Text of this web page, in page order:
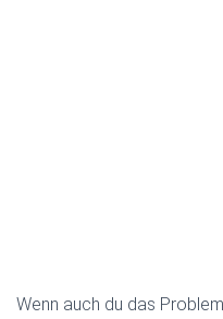
Wenn auch du das